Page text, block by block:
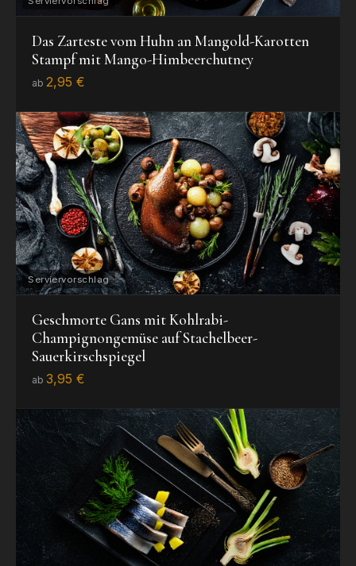
Das Zarteste vom Huhn an Mangold-Karotten
Stampf mit Mango-Himbeerchutney
ab 2,95 €
Geschmorte Gans mit Kohlrabi-
Champignongemüse auf Stachelbeer-
Sauerkirschspiegel
ab 3,95 €